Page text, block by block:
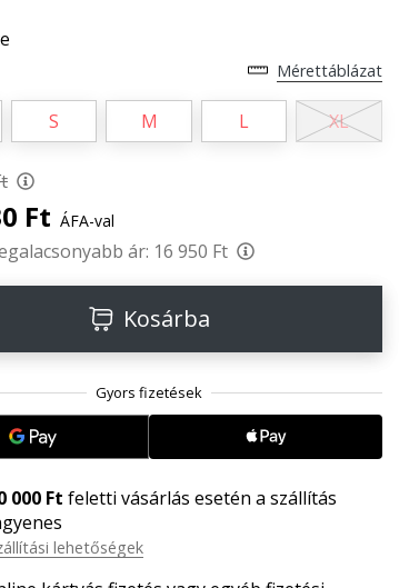
Mérettáblázat
S M L XL
Ft ÁFA-val
ár: 16 950 Ft
Kosárba
000 Ft feletti vásárlás esetén a szállítás
lehetőségek